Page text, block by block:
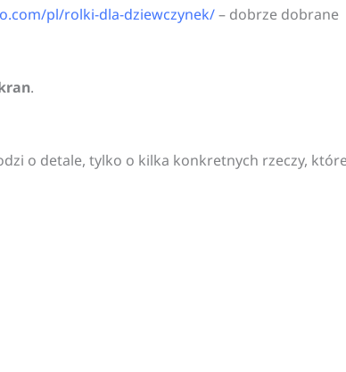
pl/rolki-dla-dziewczynek/– dobrze dobrane
.
o detale, tylko o kilka konkretnych rzeczy,